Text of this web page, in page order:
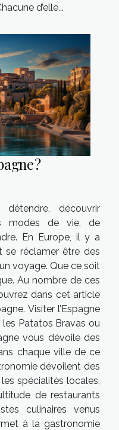
d’elle...
?
découvrir
modes de vie, de
En Europe, il y a
se réclamer être des
voyage. Que ce soit
Au nombre de ces
dans cet article
Visiter l’Espagne
Patatos Bravas ou
vous dévoile des
chaque ville de ce
dévoilent des
spécialités locales,
de restaurants
culinaires venus
à la gastronomie